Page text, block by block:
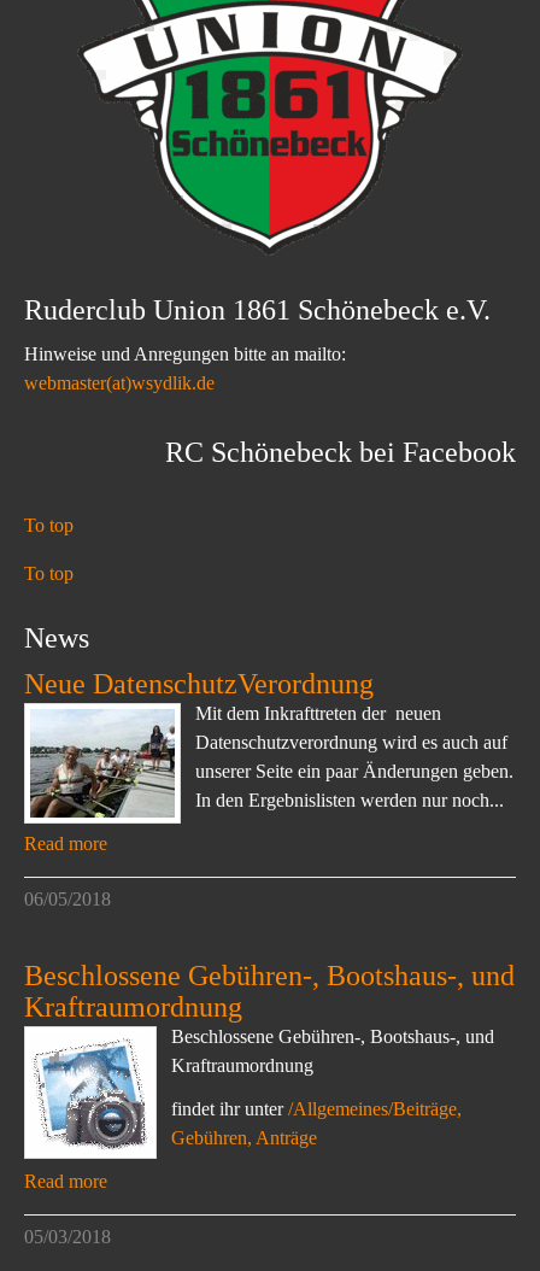
Ruderclub Union 1861 Schönebeck e.V.
Hinweise und Anregungen bitte an mailto:
webmaster(at)wsydlik.de
RC Schönebeck bei Facebook
To top
To top
News
Neue DatenschutzVerordnung
Mit dem Inkrafttreten der neuen
Datenschutzverordnung wird es auch auf
unserer Seite ein paar Änderungen geben.
In den Ergebnislisten werden nur noch...
Read more
06/05/2018
Beschlossene Gebühren-, Bootshaus-, und
Kraftraumordnung
Beschlossene Gebühren-, Bootshaus-, und
Kraftraumordnung
findet ihr unter/Allgemeines/Beiträge,
Gebühren, Anträge
Read more
05/03/2018